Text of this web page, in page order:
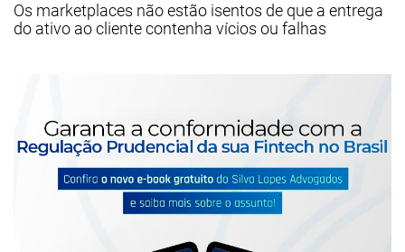
Os marketplaces não estão isentos de que a entrega
do ativo ao cliente contenha vícios ou falhas